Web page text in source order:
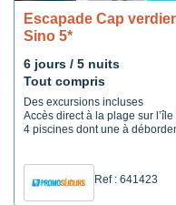
Escapade Cap
Sino 5*
6 jours / 5 nuits
Tout compris
Des excursions incluses
Accès direct à la plage sur l’île
4 piscines dont une à
Ref : 641423